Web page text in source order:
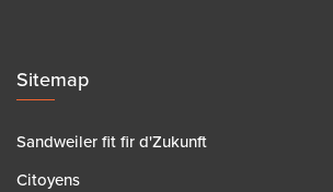
Sitemap
Sandweiler fit fir d'Zukunft
Citoyens